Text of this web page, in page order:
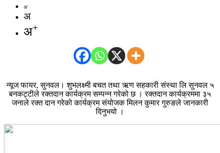
अ-
अ
अ+
न्यूज फायर, सुनवल। शुभलक्ष्मी बचत तथा ऋण सहकारी संस्था लि सुनवल ५
बनकट्टीले रक्तदान कार्यक्रम सम्पन्न गरेको छ । रक्तदान कार्यक्रममा ३५
जनाले रक्त दान गरेको कार्यक्रम संयोजक मिलन कुमार गुरुङले जानकारी
दिनुभयो ।